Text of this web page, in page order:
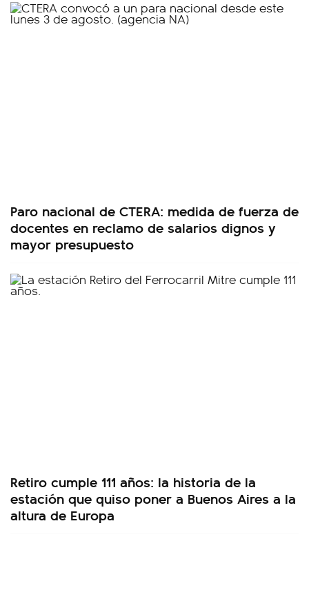
Paro nacional de CTERA: medida de fuerza de
docentes en reclamo de salarios dignos y
mayor presupuesto
Retiro cumple 111 años: la historia de la
estación que quiso poner a Buenos Aires a la
altura de Europa